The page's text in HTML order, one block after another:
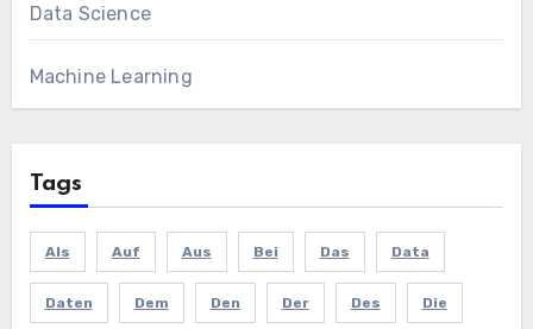
Data Science
Machine Learning
Tags
Als Auf Aus Bei Das Data
Daten Dem Den Der Des Die